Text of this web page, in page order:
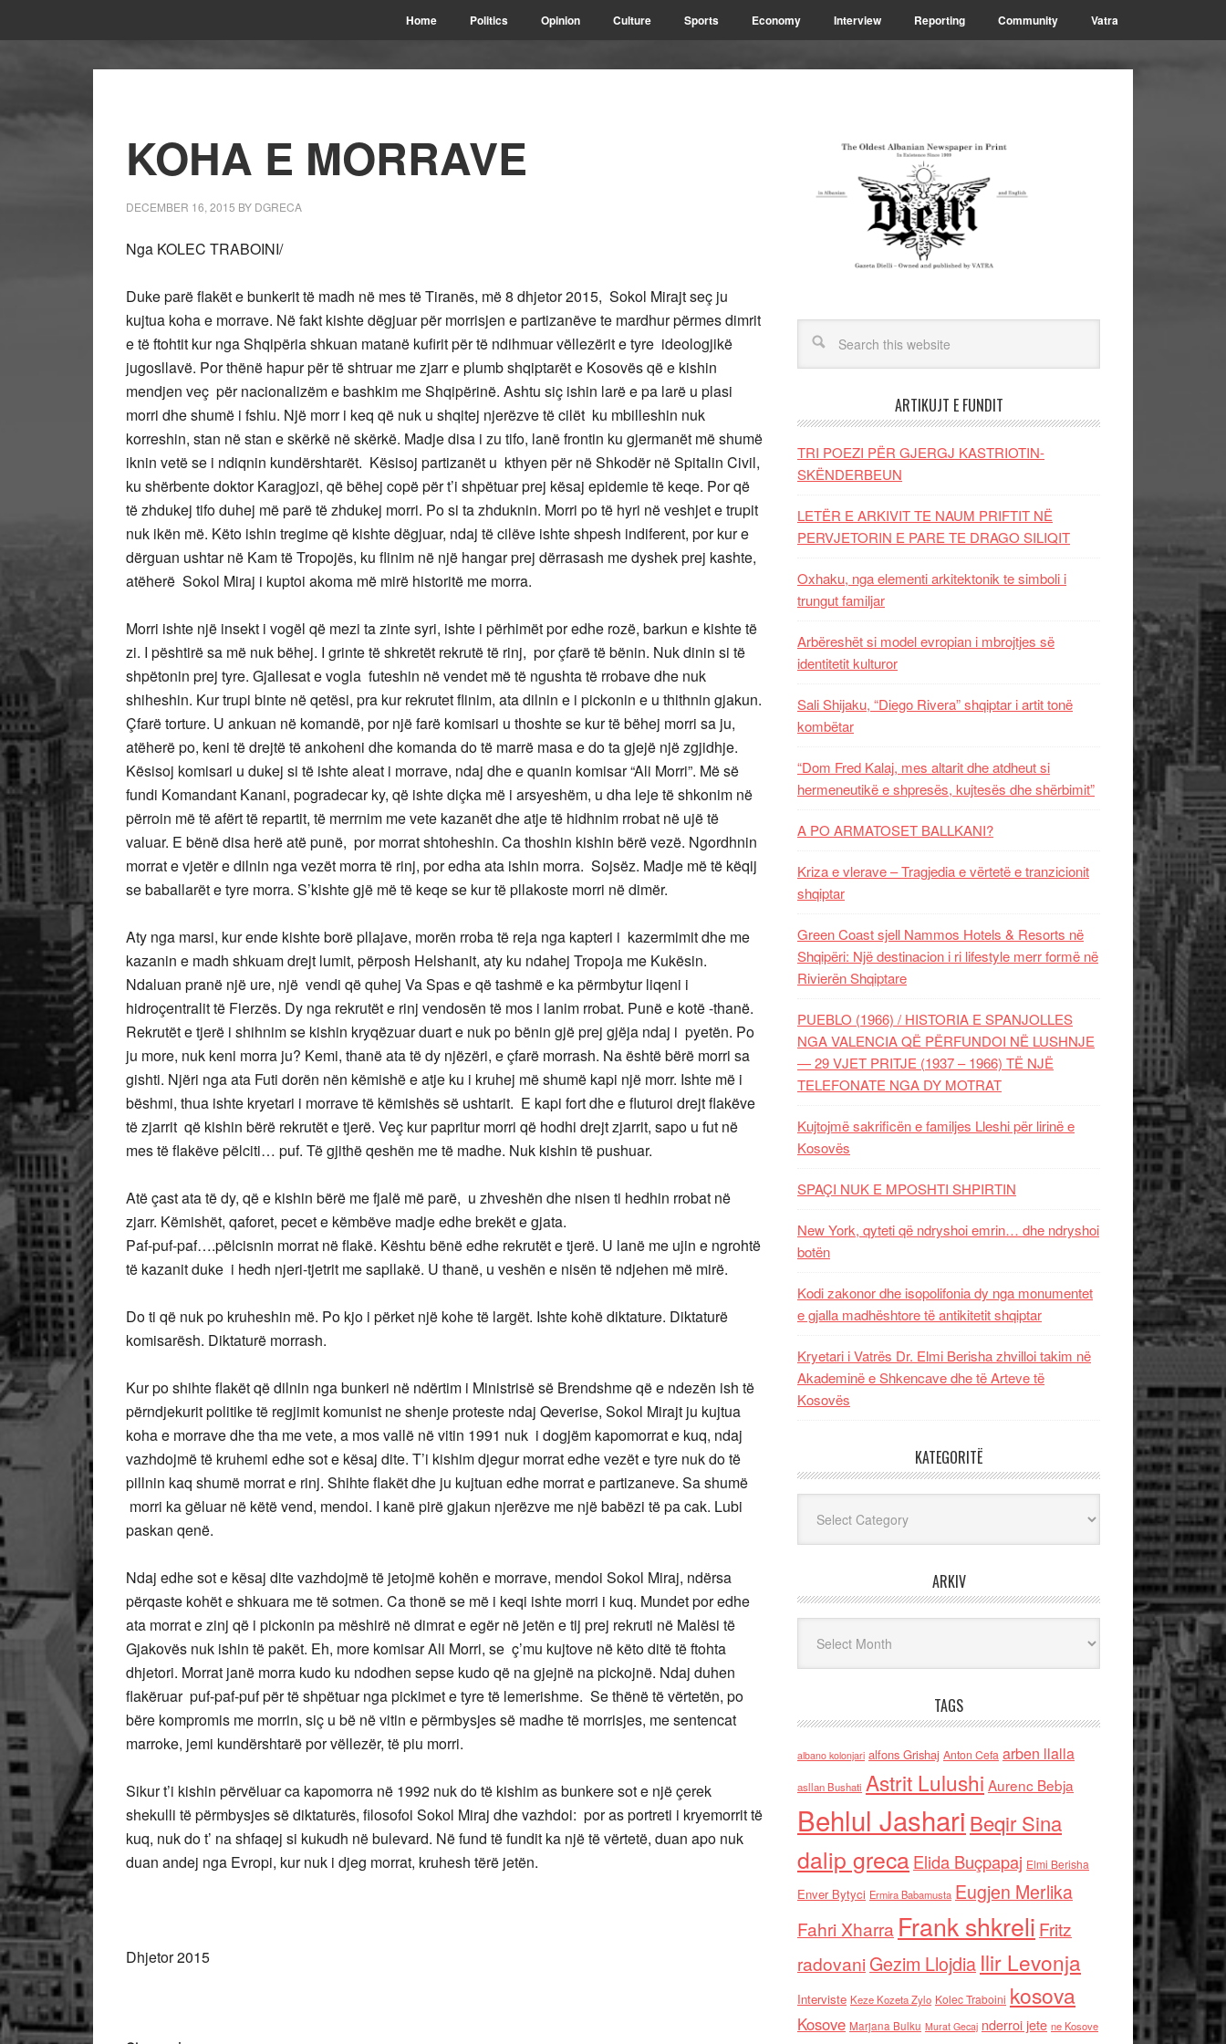
Home Politics Opinion Culture Sports Economy Interview Reporting Community Vatra
KOHA E MORRAVE
DECEMBER 16, 2015 BY DGRECA
Nga KOLEC TRABOINI/
Duke parë flakët e bunkerit të madh në mes të Tiranës, më 8 dhjetor 2015, Sokol Mirajt seç ju
kujtua koha e morrave. Në fakt kishte dëgjuar për morrisjen e partizanëve te mardhur përmes dimrit
e të ftohtit kur nga Shqipëria shkuan matanë kufirit për të ndihmuar vëllezërit e tyre ideologjikë
jugosllavë. Por thënë hapur për të shtruar me zjarr e plumb shqiptarët e Kosovës që e kishin
mendjen veç për nacionalizëm e bashkim me Shqipërinë. Ashtu siç ishin larë e pa larë u plasi
morri dhe shumë i fshiu. Një morr i keq që nuk u shqitej njerëzve të cilët ku mbilleshin nuk
korreshin, stan në stan e skërkë në skërkë. Madje disa i zu tifo, lanë frontin ku gjermanët më shumë
iknin vetë se i ndiqnin kundërshtarët. Kësisoj partizanët u kthyen për në Shkodër në Spitalin Civil,
ku shërbente doktor Karagjozi, që bëhej copë për t’i shpëtuar prej kësaj epidemie të keqe. Por që
të zhdukej tifo duhej më parë të zhdukej morri. Po si ta zhduknin. Morri po të hyri në veshjet e trupit
nuk ikën më. Këto ishin tregime që kishte dëgjuar, ndaj të cilëve ishte shpesh indiferent, por kur e
dërguan ushtar në Kam të Tropojës, ku flinim në një hangar prej dërrasash me dyshek prej kashte,
atëherë Sokol Miraj i kuptoi akoma më mirë historitë me morra.
Morri ishte një insekt i vogël që mezi ta zinte syri, ishte i përhimët por edhe rozë, barkun e kishte të
zi. I pështirë sa më nuk bëhej. I grinte të shkretët rekrutë të rinj, por çfarë të bënin. Nuk dinin si të
shpëtonin prej tyre. Gjallesat e vogla futeshin në vendet më të ngushta të rrobave dhe nuk
shiheshin. Kur trupi binte në qetësi, pra kur rekrutet flinim, ata dilnin e i pickonin e u thithnin gjakun.
Çfarë torture. U ankuan në komandë, por një farë komisari u thoshte se kur të bëhej morri sa ju,
atëherë po, keni të drejtë të ankoheni dhe komanda do të marrë masa e do ta gjejë një zgjidhje.
Kësisoj komisari u dukej si të ishte aleat i morrave, ndaj dhe e quanin komisar “Ali Morri”. Më së
fundi Komandant Kanani, pogradecar ky, që ishte diçka më i arsyeshëm, u dha leje të shkonim në
përroin më të afërt të repartit, të merrnim me vete kazanët dhe atje të hidhnim rrobat në ujë të
valuar. E bënë disa herë atë punë, por morrat shtoheshin. Ca thoshin kishin bërë vezë. Ngordhnin
morrat e vjetër e dilnin nga vezët morra të rinj, por edha ata ishin morra. Sojsëz. Madje më të këqij
se baballarët e tyre morra. S’kishte gjë më të keqe se kur të pllakoste morri në dimër.
Aty nga marsi, kur ende kishte borë pllajave, morën rroba të reja nga kapteri i kazermimit dhe me
kazanin e madh shkuam drejt lumit, përposh Helshanit, aty ku ndahej Tropoja me Kukësin.
Ndaluan pranë një ure, një vendi që quhej Va Spas e që tashmë e ka përmbytur liqeni i
hidroçentralit të Fierzës. Dy nga rekrutët e rinj vendosën të mos i lanim rrobat. Punë e kotë -thanë.
Rekrutët e tjerë i shihnim se kishin kryqëzuar duart e nuk po bënin gjë prej gjëja ndaj i pyetën. Po
ju more, nuk keni morra ju? Kemi, thanë ata të dy njëzëri, e çfarë morrash. Na është bërë morri sa
gishti. Njëri nga ata Futi dorën nën këmishë e atje ku i kruhej më shumë kapi një morr. Ishte më i
bëshmi, thua ishte kryetari i morrave të këmishës së ushtarit. E kapi fort dhe e fluturoi drejt flakëve
të zjarrit që kishin bërë rekrutët e tjerë. Veç kur papritur morri që hodhi drejt zjarrit, sapo u fut në
mes të flakëve pëlciti… puf. Të gjithë qeshën me të madhe. Nuk kishin të pushuar.
Atë çast ata të dy, që e kishin bërë me fjalë më parë, u zhveshën dhe nisen ti hedhin rrobat në
zjarr. Këmishët, qaforet, pecet e këmbëve madje edhe brekët e gjata.
Paf-puf-paf….pëlcisnin morrat në flakë. Kështu bënë edhe rekrutët e tjerë. U lanë me ujin e ngrohtë
të kazanit duke i hedh njeri-tjetrit me sapllakë. U thanë, u veshën e nisën të ndjehen më mirë.
Do ti që nuk po kruheshin më. Po kjo i përket një kohe të largët. Ishte kohë diktature. Diktaturë
komisarësh. Diktaturë morrash.
Kur po shihte flakët që dilnin nga bunkeri në ndërtim i Ministrisë së Brendshme që e ndezën ish të
përndjekurit politike të regjimit komunist ne shenje proteste ndaj Qeverise, Sokol Mirajt ju kujtua
koha e morrave dhe tha me vete, a mos vallë në vitin 1991 nuk i dogjëm kapomorrat e kuq, ndaj
vazhdojmë të kruhemi edhe sot e kësaj dite. T’i kishim djegur morrat edhe vezët e tyre nuk do të
pillnin kaq shumë morrat e rinj. Shihte flakët dhe ju kujtuan edhe morrat e partizaneve. Sa shumë
morri ka gëluar në këtë vend, mendoi. I kanë pirë gjakun njerëzve me një babëzi të pa cak. Lubi
paskan qenë.
Ndaj edhe sot e kësaj dite vazhdojmë të jetojmë kohën e morrave, mendoi Sokol Miraj, ndërsa
përqaste kohët e shkuara me të sotmen. Ca thonë se më i keqi ishte morri i kuq. Mundet por edhe
ata morrat e zinj që i pickonin pa mëshirë në dimrat e egër në jetën e tij prej rekruti në Malësi të
Gjakovës nuk ishin të pakët. Eh, more komisar Ali Morri, se ç’mu kujtove në këto ditë të ftohta
dhjetori. Morrat janë morra kudo ku ndodhen sepse kudo që na gjejnë na pickojnë. Ndaj duhen
flakëruar puf-paf-puf për të shpëtuar nga pickimet e tyre të lemerishme. Se thënë të vërtetën, po
bëre kompromis me morrin, siç u bë në vitin e përmbysjes së madhe të morrisjes, me sentencat
marroke, jemi kundërshtarë por vëllezër, të piu morri.
Sikur t’i kishin përvëluar ca kapomorra në 1992 nuk do të kishim as bunkere sot e një çerek
shekulli të përmbysjes së diktaturës, filosofoi Sokol Miraj dhe vazhdoi: por as portreti i kryemorrit të
kuq, nuk do t’ na shfaqej si kukudh në bulevard. Në fund të fundit ka një të vërtetë, duan apo nuk
duan andej nga Evropi, kur nuk i djeg morrat, kruhesh tërë jetën.
Dhjetor 2015
ARTIKUJT E FUNDIT
TRI POEZI PËR GJERGJ KASTRIOTIN-
SKËNDERBEUN
LETËR E ARKIVIT TE NAUM PRIFTIT NË
PERVJETORIN E PARE TE DRAGO SILIQIT
Oxhaku, nga elementi arkitektonik te simboli i
trungut familjar
Arbëreshët si model evropian i mbrojtjes së
identitetit kulturor
Sali Shijaku, “Diego Rivera” shqiptar i artit tonë
kombëtar
“Dom Fred Kalaj, mes altarit dhe atdheut si
hermeneutikë e shpresës, kujtesës dhe shërbimit”
A PO ARMATOSET BALLKANI?
Kriza e vlerave – Tragjedia e vërtetë e tranzicionit
shqiptar
Green Coast sjell Nammos Hotels & Resorts në
Shqipëri: Një destinacion i ri lifestyle merr formë në
Rivierën Shqiptare
PUEBLO (1966) / HISTORIA E SPANJOLLES
NGA VALENCIA QË PËRFUNDOI NË LUSHNJE
— 29 VJET PRITJE (1937 – 1966) TË NJË
TELEFONATE NGA DY MOTRAT
Kujtojmë sakrificën e familjes Lleshi për lirinë e
Kosovës
SPAÇI NUK E MPOSHTI SHPIRTIN
New York, qyteti që ndryshoi emrin… dhe ndryshoi
botën
Kodi zakonor dhe isopolifonia dy nga monumentet
e gjalla madhështore të antikitetit shqiptar
Kryetari i Vatrës Dr. Elmi Berisha zhvilloi takim në
Akademinë e Shkencave dhe të Arteve të
Kosovës
KATEGORITË
ARKIV
TAGS
albano kolonjari alfons Grishaj Anton Cefa arben llalla
asllan Bushati Astrit Lulushi Aurenc Bebja
Behlul Jashari Beqir Sina
dalip grecaElida Buçpapaj Elmi Berisha
Enver Bytyci Ermira Babamusta Eugjen Merlika
Fahri Xharra Frank shkreli Fritz
radovaniGezim Llojdia Ilir Levonja
Interviste Keze Kozeta Zylo Kolec Traboini kosova
Kosove Marjana Bulku Murat Gecaj nderroi jete ne Kosove